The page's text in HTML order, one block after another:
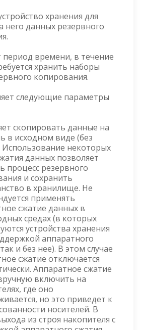
хранения для
него данных резервного
период времени, в течение
хранить наборы
копирования.
следующие параметры
скопировать данные на
в исходном виде (без
Использование некоторых
данных позволяет
процесс резервного
и сохранить
в хранилище. Не
применять
сжатие данных в
средах (в которых
устройства хранения
аппаратного
и без нее). В этом случае
сжатие отключается
Аппаратное сжатие
включить на
где оно
но это приведет к
носителей. В
из строя накопителя с